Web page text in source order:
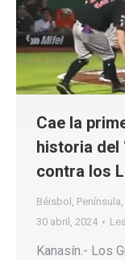
Cae la
historia del
contra los
Béisbol , Península,
30 abril, 2024
Kanasín.- Los